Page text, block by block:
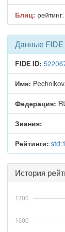
Блиц: рейтинг:
Данные FIDE
FIDE ID:
Имя:
Федерация:
Звания:
Рейтинги:
История
1600
1700